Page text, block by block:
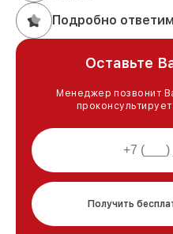
Подробно
Оставьте
Менеджер позвонит
Получить